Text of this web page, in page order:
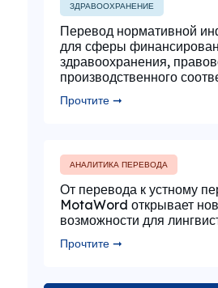
ЗДРАВООХРАНЕНИЕ
Перевод нормативной
для сферы
здравоохранения,
производственного
Прочтите ➞
АНАЛИТИКА ПЕРЕВОДА
От перевода к устному
MotaWord открывает
возможности для
Прочтите ➞